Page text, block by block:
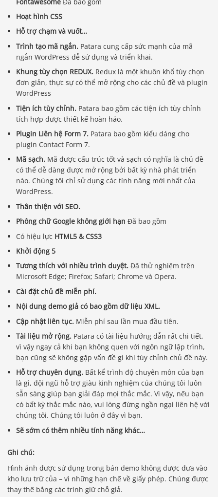
Hoạt hình CSS
Hỗ trợ chạm và vuốt…
Trình tạo mã ngắn. Patara cung cấp sức mạnh của mã
ngắn WordPress dễ sử dụng và triển khai.
Khung tùy chọn REDUX. Redux là một khuôn khổ tùy chọn
đơn giản, thực sự có thể mở rộng cho các chủ đề và plugin
WordPress
Tiện ích tùy chỉnh. Patara bao gồm các tiện ích tùy chỉnh
tích hợp được thiết kế hoàn hảo.
Plugin Liên hệ Form 7. Patara bao gồm kiểu dáng cho
plugin Contact Form 7.
Mã sạch. Mã được cấu trúc tốt và sạch có nghĩa là chủ đề
có thể dễ dàng được mở rộng bởi bất kỳ nhà phát triển
nào. Chúng tôi chỉ sử dụng các tính năng mới nhất của
WordPress.
Thân thiện với SEO.
Phông chữ Google không giới hạn Đã bao gồm
Có hiệu lực HTML5 & CSS3
Khởi động 5
Tương thích với nhiều trình duyệt. Đã thử nghiệm trên
Microsoft Edge; Firefox; Safari; Chrome và Opera.
Cài đặt chủ đề miễn phí.
Nội dung demo giả có bao gồm dữ liệu XML.
Cập nhật liên tục. Miễn phí sau lần mua đầu tiên.
Tài liệu mở rộng. Patara có tài liệu hướng dẫn rất chi tiết,
vì vậy ngay cả khi bạn không quen với ngôn ngữ lập trình,
bạn cũng sẽ không gặp vấn đề gì khi tùy chỉnh chủ đề này.
Hỗ trợ chuyên dụng. Bất kể trình độ chuyên môn của bạn
là gì, đội ngũ hỗ trợ giàu kinh nghiệm của chúng tôi luôn
sẵn sàng giúp bạn giải đáp mọi thắc mắc. Vì vậy, nếu bạn
có bất kỳ thắc mắc nào, vui lòng đừng ngần ngại liên hệ với
chúng tôi. Chúng tôi luôn ở đây vì bạn.
Sẽ sớm có thêm nhiều tính năng khác…
Ghi chú:
Hình ảnh được sử dụng trong bản demo không được đưa vào
kho lưu trữ của – vì những hạn chế về giấy phép. Chúng được
thay thế bằng các trình giữ chỗ giả.